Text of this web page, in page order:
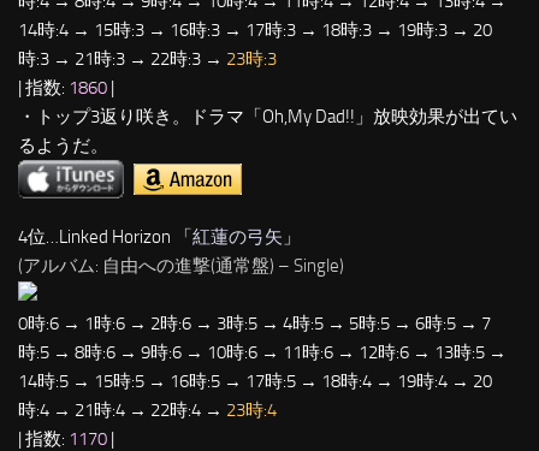
14時:4 → 15時:3 → 16時:3 → 17時:3 → 18時:3 → 19時:3 → 20
時:3 → 21時:3 → 22時:3 → 23時:3
| 指数: 1860 |
・トップ3返り咲き。ドラマ「Oh,My Dad!!」放映効果が出てい
るようだ。
4位…Linked Horizon 「紅蓮の弓矢 」
(アルバム: 自由への進撃(通常盤) – Single)
0時:6 → 1時:6 → 2時:6 → 3時:5 → 4時:5 → 5時:5 → 6時:5 → 7
時:5 → 8時:6 → 9時:6 → 10時:6 → 11時:6 → 12時:6 → 13時:5 →
14時:5 → 15時:5 → 16時:5 → 17時:5 → 18時:4 → 19時:4 → 20
時:4 → 21時:4 → 22時:4 → 23時:4
| 指数: 1170 |